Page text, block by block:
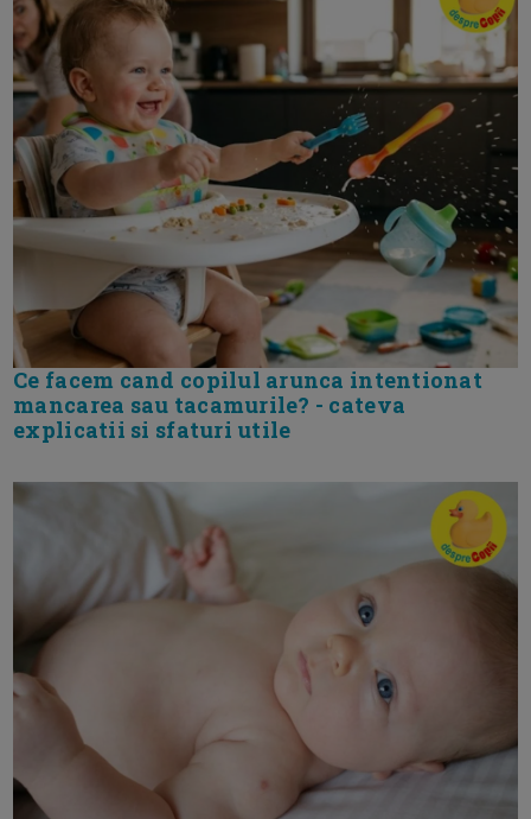
Ce facem cand copilul arunca intentionat
mancarea sau tacamurile? - cateva
explicatii si sfaturi utile